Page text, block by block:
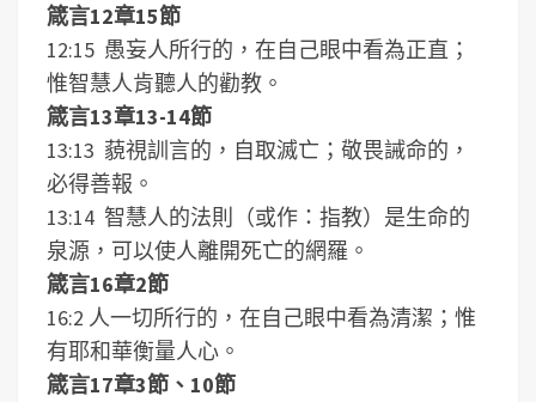
箴言12章15節
12:15 愚妄人所行的，在自己眼中看為正直；
惟智慧人肯聽人的勸教。
箴言13章13-14節
13:13 藐視訓言的，自取滅亡；敬畏誡命的，
必得善報。
13:14 智慧人的法則（或作：指教）是生命的
泉源，可以使人離開死亡的網羅。
箴言16章2節
16:2 人一切所行的，在自己眼中看為清潔；惟
有耶和華衡量人心。
箴言17章3節、10節